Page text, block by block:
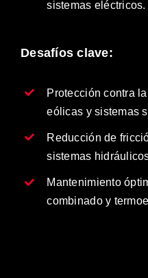
sistemas eléctricos.
Desafíos clave:
Protección contra
eólicas y sistemas
Reducción de
sistemas
Mantenimiento
combinado y